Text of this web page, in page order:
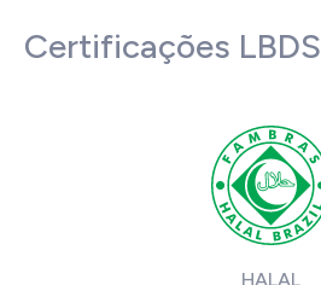
Certificações LBDS
HALAL